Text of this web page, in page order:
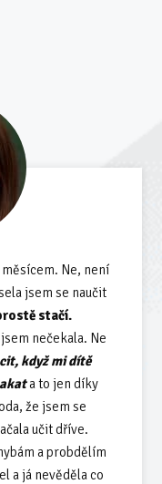
Ne, není
jsem se naučit
stačí.
nečekala. Ne
když mi dítě
a to jen díky
že jsem se
učit dříve.
a probdělím
a já nevěděla co